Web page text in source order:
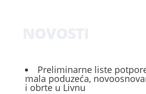
Preliminarne liste
mala poduzeća,
i obrte u Livnu